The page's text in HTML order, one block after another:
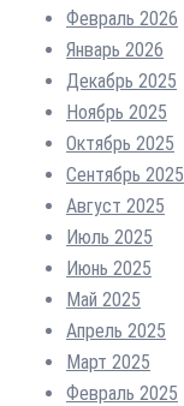
Февраль 2026
Январь 2026
Декабрь 2025
Ноябрь 2025
Октябрь 2025
Сентябрь 2025
Август 2025
Июль 2025
Июнь 2025
Май 2025
Апрель 2025
Март 2025
Февраль 2025